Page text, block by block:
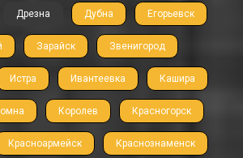
Дрезна Дубна Егорьевск
Зарайск Звенигород
Истра Ивантеевка Кашира
Королев Красногорск
Красноармейск Краснознаменск